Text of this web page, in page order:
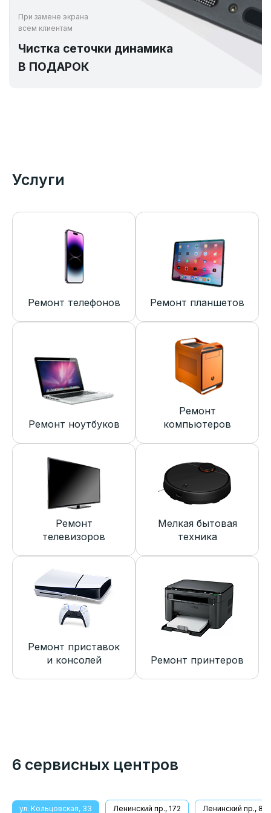
При замене экрана
всем клиентам
Чистка сеточки динамика
В ПОДАРОК
Услуги
Ремонт телефонов Ремонт планшетов
Ремонт ноутбуков
Ремонт
компьютеров
Ремонт
телевизоров
Мелкая бытовая
техника
Ремонт приставок
и консолей
Ремонт принтеров
6 сервисных центров
ул. Кольцовская, 33 Ленинский пр., 172 Ленинский пр., 8/1